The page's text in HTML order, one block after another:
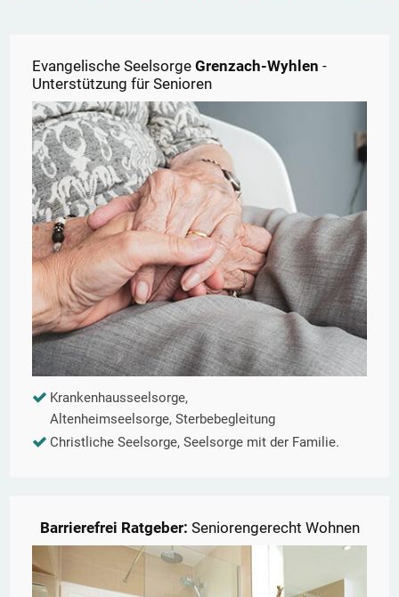
Evangelische Seelsorge Grenzach-Wyhlen -
Unterstützung für Senioren
Krankenhausseelsorge,
Altenheimseelsorge, Sterbebegleitung
Christliche Seelsorge, Seelsorge mit der Familie.
Barrierefrei Ratgeber: Seniorengerecht Wohnen